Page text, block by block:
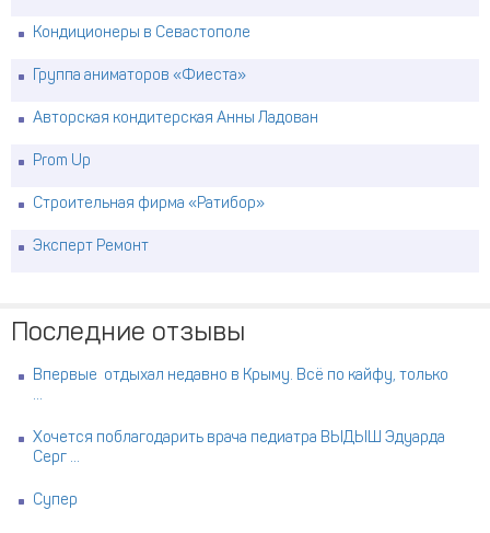
Кондиционеры в Севастополе
Группа аниматоров «Фиеста»
Авторская кондитерская Анны Ладован
Prom Up
Строительная фирма «Ратибор»
Эксперт Ремонт
Последние отзывы
Впервые отдыхал недавно в Крыму. Всё по кайфу, только
...
Хочется поблагодарить врача педиатра ВЫДЫШ Эдуарда
Серг ...
Супер